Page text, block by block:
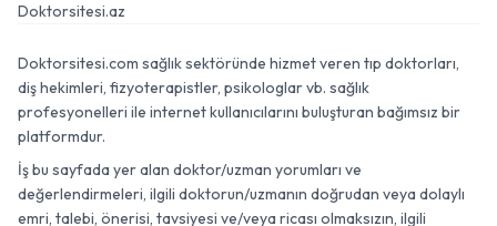
Doktorsitesi.az
Doktorsitesi.com sağlık sektöründe hizmet veren tıp doktorları,
diş hekimleri, fizyoterapistler, psikologlar vb. sağlık
profesyonelleri ile internet kullanıcılarını buluşturan bağımsız bir
platformdur.
İş bu sayfada yer alan doktor/uzman yorumları ve
değerlendirmeleri, ilgili doktorun/uzmanın doğrudan veya dolaylı
emri, talebi, önerisi, tavsiyesi ve/veya ricası olmaksızın, ilgili